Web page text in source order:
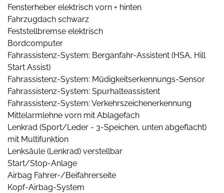
Fensterheber elektrisch vorn + hinten
Fahrzugdach schwarz
Feststellbremse elektrisch
Bordcomputer
Fahrassistenz-System: Berganfahr-Assistent (HSA, Hill
Start Assist)
Fahrassistenz-System: Müdigkeitserkennungs-Sensor
Fahrassistenz-System: Spurhalteassistent
Fahrassistenz-System: Verkehrszeichenerkennung
Mittelarmlehne vorn mit Ablagefach
Lenkrad (Sport/Leder - 3-Speichen, unten abgeflacht)
mit Multifunktion
Lenksäule (Lenkrad) verstellbar
Start/Stop-Anlage
Airbag Fahrer-/Beifahrerseite
Kopf-Airbag-System